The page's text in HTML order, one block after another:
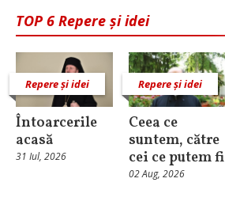
TOP 6 Repere și idei
Repere și idei
Întoarcerile
acasă
31 Iul, 2026
Repere și idei
Ceea ce
suntem, către
cei ce putem fi
02 Aug, 2026